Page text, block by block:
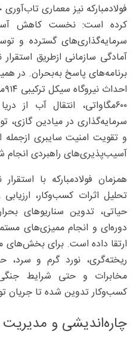
فولادمبارکه نیز معماری
کرده است: نخست کاهش
سرمایه‌گذاری‌های گسترده و
آمادگی سازمانی ازطریق
برنامه‌های پاسخ به‌بحران. در
۶۰۰مگاواتی، انتقال آب از
سرمایه‌گذاری در میادین گازی،
و تقویت امنیت سایبری
آسیب‌پذیری‌های راهبردی
همزمان فولادمبارکه با
تحلیل اثرات کسب‌وکار،
حیاتی، تدوین سناریوهای
دوره‌ای و انجام ممیزی‌های
ارتقا داده است. برای بخش‌های
ریخته‌گری، نورد گرم و سرد،
مخابرات و حتی شرایط
کسب‌وکار تدوین شده تا جریان
چاره‌اندیشی و مدیریت